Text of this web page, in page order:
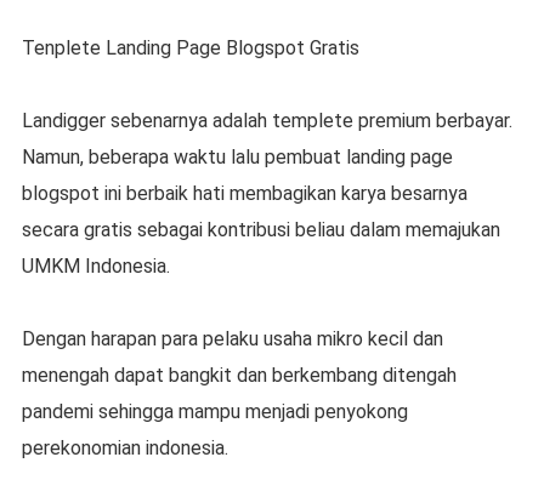
Tenplete Landing Page Blogspot Gratis
Landigger sebenarnya adalah templete premium berbayar.
Namun, beberapa waktu lalu pembuat landing page
blogspot ini berbaik hati membagikan karya besarnya
secara gratis sebagai kontribusi beliau dalam memajukan
UMKM Indonesia.
Dengan harapan para pelaku usaha mikro kecil dan
menengah dapat bangkit dan berkembang ditengah
pandemi sehingga mampu menjadi penyokong
perekonomian indonesia.